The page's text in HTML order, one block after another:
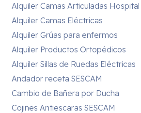
Alquiler Camas Articuladas Hospital
Alquiler Camas Eléctricas
Alquiler Grúas para enfermos
Alquiler Productos Ortopédicos
Alquiler Sillas de Ruedas Eléctricas
Andador receta SESCAM
Cambio de Bañera por Ducha
Cojines Antiescaras SESCAM